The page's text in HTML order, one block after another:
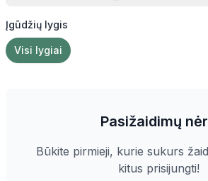
Įgūdžių lygis
Visi lygiai
Pasižaidimų
Būkite pirmieji, kurie sukurs
kitus prisijungti!